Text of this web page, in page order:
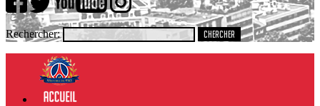
Rechercher: